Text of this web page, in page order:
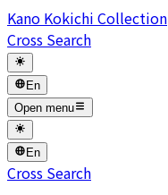
Kano Kokichi Collection
Cross Search
En
Open menu
En
Cross Search